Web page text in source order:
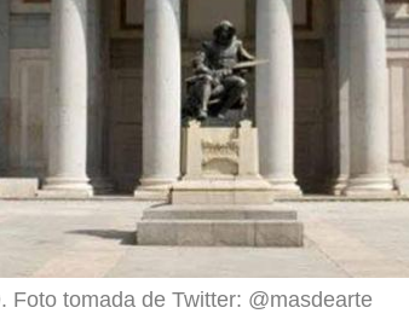
Foto tomada de Twitter: @masdearte